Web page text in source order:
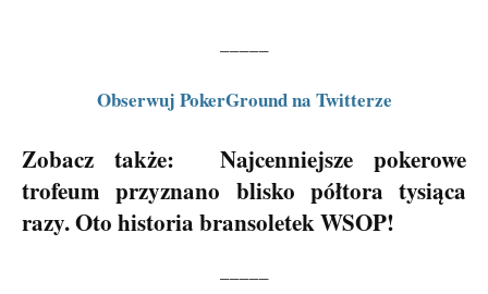
Obserwuj PokerGround na Twitterze
Zobacz także:
Najcenniejsze pokerowe
trofeum przyznano blisko półtora tysiąca
razy. Oto historia bransoletek WSOP!